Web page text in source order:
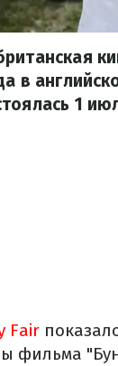
в
1
Fair
фильма